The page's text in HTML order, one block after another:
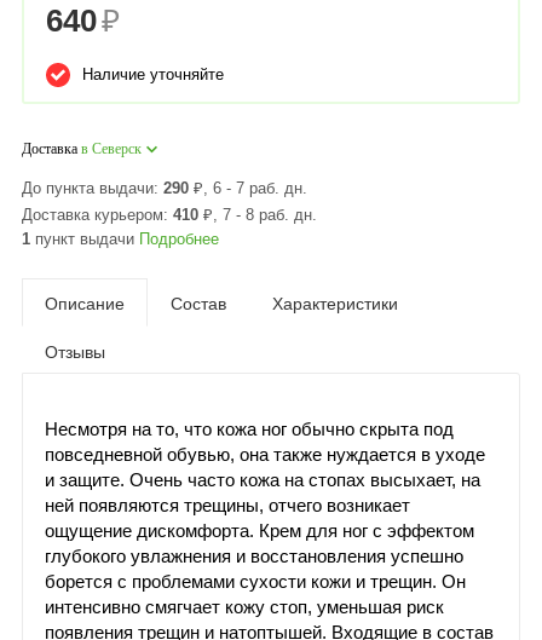
640₽
Наличие уточняйте
Доставка в Северск
До пункта выдачи: 290 ₽, 6 - 7 раб. дн.
Доставка курьером: 410 ₽, 7 - 8 раб. дн.
1 пункт выдачи Подробнее
Описание Состав Характеристики
Отзывы
Несмотря на то, что кожа ног обычно скрыта под
повседневной обувью, она также нуждается в уходе
и защите. Очень часто кожа на стопах высыхает, на
ней появляются трещины, отчего возникает
ощущение дискомфорта. Крем для ног с эффектом
глубокого увлажнения и восстановления успешно
борется с проблемами сухости кожи и трещин. Он
интенсивно смягчает кожу стоп, уменьшая риск
появления трещин и натоптышей. Входящие в состав